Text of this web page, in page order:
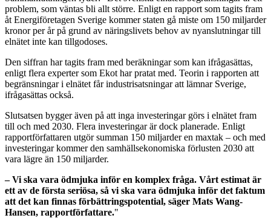
problem, som väntas bli allt större. Enligt en rapport som tagits fram
åt Energiföretagen Sverige kommer staten gå miste om 150 miljarder
kronor per år på grund av näringslivets behov av nyanslutningar till
elnätet inte kan tillgodoses.
Den siffran har tagits fram med beräkningar som kan ifrågasättas,
enligt flera experter som Ekot har pratat med. Teorin i rapporten att
begränsningar i elnätet får industrisatsningar att lämnar Sverige,
ifrågasättas också.
Slutsatsen bygger även på att inga investeringar görs i elnätet fram
till och med 2030. Flera investeringar är dock planerade. Enligt
rapportförfattaren utgör summan 150 miljarder en maxtak – och med
investeringar kommer den samhällsekonomiska förlusten 2030 att
vara lägre än 150 miljarder.
– Vi ska vara ödmjuka inför en komplex fråga. Vårt estimat är
ett av de första seriösa, så vi ska vara ödmjuka inför det faktum
att det kan finnas förbättringspotential, säger Mats Wang-
Hansen, rapportförfattare."